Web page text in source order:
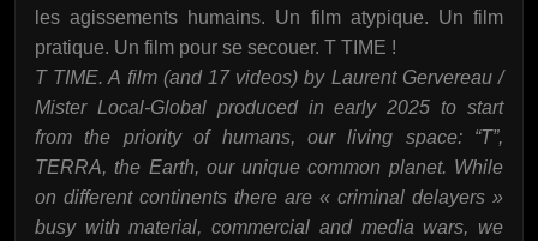
les agissements humains. Un film atypique. Un film
pratique. Un film pour se secouer. T TIME !
T TIME. A film (and 17 videos) by Laurent Gervereau /
Mister Local-Global produced in early 2025 to start
from the priority of humans, our living space: “T”,
TERRA, the Earth, our unique common planet. While
on different continents there are « criminal delayers »
busy with material, commercial and media wars, we